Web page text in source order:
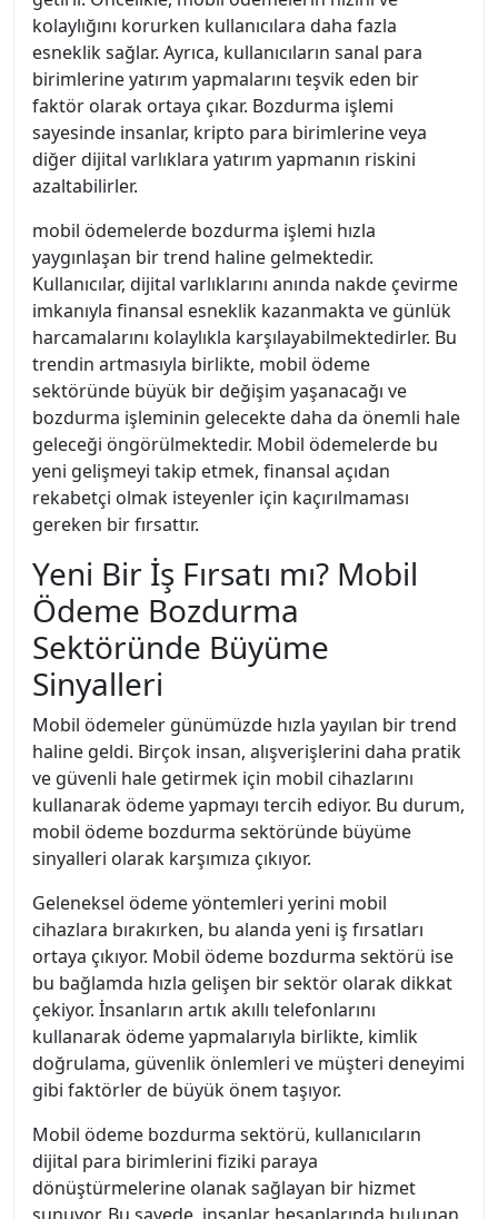
kolaylığını korurken kullanıcılara daha fazla
esneklik sağlar. Ayrıca, kullanıcıların sanal para
birimlerine yatırım yapmalarını teşvik eden bir
faktör olarak ortaya çıkar. Bozdurma işlemi
sayesinde insanlar, kripto para birimlerine veya
diğer dijital varlıklara yatırım yapmanın riskini
azaltabilirler.
mobil ödemelerde bozdurma işlemi hızla
yaygınlaşan bir trend haline gelmektedir.
Kullanıcılar, dijital varlıklarını anında nakde çevirme
imkanıyla finansal esneklik kazanmakta ve günlük
harcamalarını kolaylıkla karşılayabilmektedirler. Bu
trendin artmasıyla birlikte, mobil ödeme
sektöründe büyük bir değişim yaşanacağı ve
bozdurma işleminin gelecekte daha da önemli hale
geleceği öngörülmektedir. Mobil ödemelerde bu
yeni gelişmeyi takip etmek, finansal açıdan
rekabetçi olmak isteyenler için kaçırılmaması
gereken bir fırsattır.
Yeni Bir İş Fırsatı mı? Mobil
Ödeme Bozdurma
Sektöründe Büyüme
Sinyalleri
Mobil ödemeler günümüzde hızla yayılan bir trend
haline geldi. Birçok insan, alışverişlerini daha pratik
ve güvenli hale getirmek için mobil cihazlarını
kullanarak ödeme yapmayı tercih ediyor. Bu durum,
mobil ödeme bozdurma sektöründe büyüme
sinyalleri olarak karşımıza çıkıyor.
Geleneksel ödeme yöntemleri yerini mobil
cihazlara bırakırken, bu alanda yeni iş fırsatları
ortaya çıkıyor. Mobil ödeme bozdurma sektörü ise
bu bağlamda hızla gelişen bir sektör olarak dikkat
çekiyor. İnsanların artık akıllı telefonlarını
kullanarak ödeme yapmalarıyla birlikte, kimlik
doğrulama, güvenlik önlemleri ve müşteri deneyimi
gibi faktörler de büyük önem taşıyor.
Mobil ödeme bozdurma sektörü, kullanıcıların
dijital para birimlerini fiziki paraya
dönüştürmelerine olanak sağlayan bir hizmet